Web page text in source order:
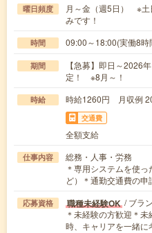
曜日頻度
月～金（週5日） ※土
みです！
時間 09:00～18:00(実働8
期間
【急募】即日～2026
定！ ※8月～！
時給 時給1260円 月収例
交通費
全額支給
仕事内容
総務・人事・労務
＊専用システムを使
ど）＊通勤交通費の
応募資格 職種未経験OK / ブラ
＊未経験の方歓迎＊
時、キャリアを一緒